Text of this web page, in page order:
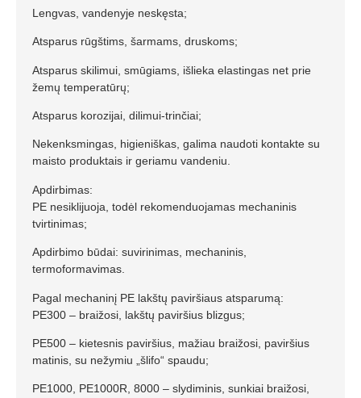
Lengvas, vandenyje neskęsta;
Atsparus rūgštims, šarmams, druskoms;
Atsparus skilimui, smūgiams, išlieka elastingas net prie
žemų temperatūrų;
Atsparus korozijai, dilimui-trinčiai;
Nekenksmingas, higieniškas, galima naudoti kontakte su
maisto produktais ir geriamu vandeniu.
Apdirbimas:
PE nesiklijuoja, todėl rekomenduojamas mechaninis
tvirtinimas;
Apdirbimo būdai: suvirinimas, mechaninis,
termoformavimas.
Pagal mechaninį PE lakštų paviršiaus atsparumą:
PE300 – braižosi, lakštų paviršius blizgus;
PE500 – kietesnis paviršius, mažiau braižosi, paviršius
matinis, su nežymiu „šlifo“ spaudu;
PE1000, PE1000R, 8000 – slydiminis, sunkiai braižosi,